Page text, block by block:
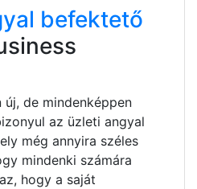
befektető
de mindenképpen
az üzleti angyal
még annyira széles
mindenki számára
hogy a saját